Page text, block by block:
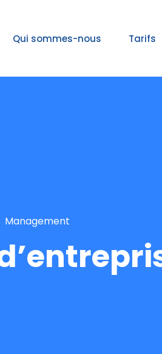
Qui sommes-nous Tarifs
Management